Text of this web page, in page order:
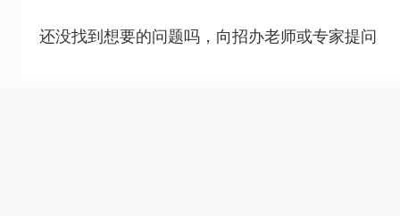
还没找到想要的问题吗，向招办老师或专家提问